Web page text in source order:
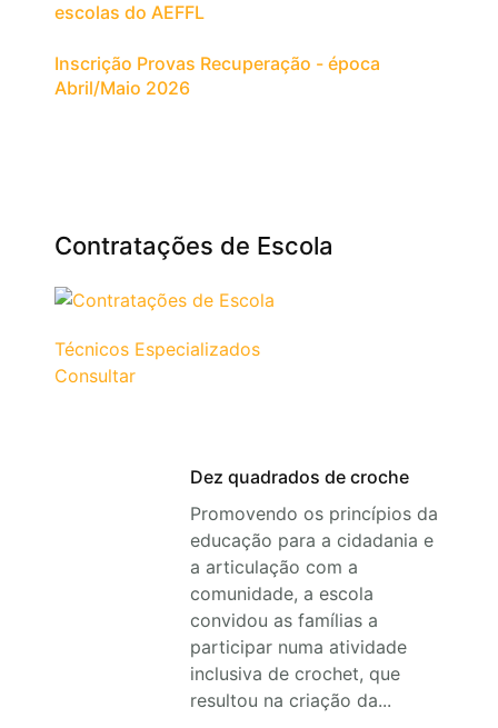
escolas do AEFFL
Inscrição Provas Recuperação - época
Abril/Maio 2026
Contratações de Escola
Técnicos Especializados
Consultar
Dez quadrados de croche
Promovendo os princípios da
educação para a cidadania e
a articulação com a
comunidade, a escola
convidou as famílias a
participar numa atividade
inclusiva de crochet, que
resultou na criação da...